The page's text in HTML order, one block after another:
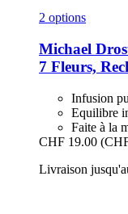
2 options
Michael
7 Fleurs,
Infusion
Equilibre
Faite à la
CHF 19.00
Livraison